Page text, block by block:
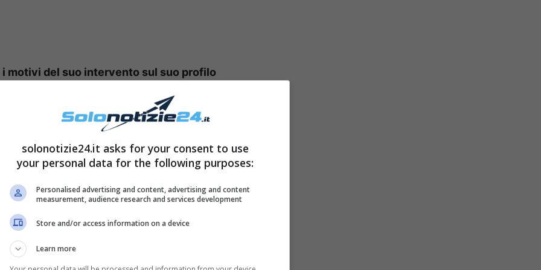
motivi del suo intervento sul suo profilo
interazione da parte dei follower. La
scatto il cui il personaggio televisivo si
fatto una cosa che avrei voluto fare da
di chili, che poi, dimagrendo, non sono mai
vivevo in questa condizione che mi creava
Federico Fashion Style.
e fascia (contenitiva) che nascondeva
solonotizie24.it asks for your consent to use
your personal data for the following purposes:
Personalised advertising and content, advertising and content
measurement, audience research and services development
Store and/or access information on a device
Learn more